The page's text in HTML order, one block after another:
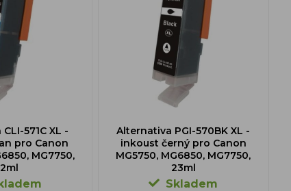
571C XL -
pro Canon
MG7750,
Alternativa PGI-570BK XL -
inkoust černý pro Canon
MG5750, MG6850, MG7750,
23ml
Skladem